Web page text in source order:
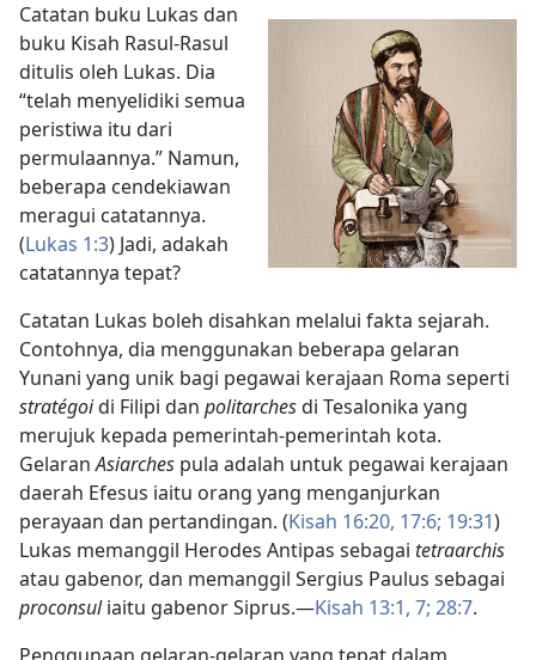
Catatan buku Lukas dan
buku Kisah Rasul-Rasul
ditulis oleh Lukas. Dia
“telah menyelidiki semua
peristiwa itu dari
permulaannya.” Namun,
beberapa cendekiawan
meragui catatannya.
(Lukas 1:3) Jadi, adakah
catatannya tepat?
Catatan Lukas boleh disahkan melalui fakta sejarah.
Contohnya, dia menggunakan beberapa gelaran
Yunani yang unik bagi pegawai kerajaan Roma seperti
stratégoidi Filipi dan politarchesdi Tesalonika yang
merujuk kepada pemerintah-pemerintah kota.
GelaranAsiarches pula adalah untuk pegawai kerajaan
daerah Efesus iaitu orang yang menganjurkan
perayaan dan pertandingan. (Kisah 16:20, 17:6; 19:31)
Lukas memanggil Herodes Antipas sebagai tetraarchis
atau gabenor, dan memanggil Sergius Paulus sebagai
proconsuliaitu gabenor Siprus.—Kisah 13:1, 7; 28:7.